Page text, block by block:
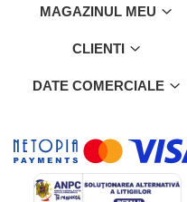
MAGAZINUL MEU
CLIENTI
DATE COMERCIALE